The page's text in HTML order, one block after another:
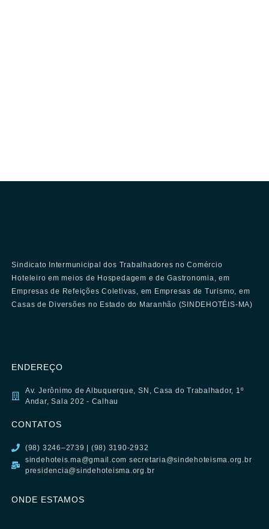
Sindicato Intermunicipal dos Trabalhadores no Comércio
Hoteleiro em meios de Hospedagem e de Gastronomia, em
Empresas de Refeições Coletivas, em Empresas de Turismo, em
Casas de Diversões no Estado do Maranhão (SINDEHOTÉIS-MA)
ENDEREÇO
Av. Jerônimo de Albuquerque, SN, Casa do Trabalhador, 1º
Andar, Sala 202 - Calhau
CONTATOS
(98) 3246–2739 | (98) 3190-2932
sindehoteis.ma@gmail.com secretaria@sindehoteisma.org.br
presidencia@sindehoteisma.org.br
ONDE ESTAMOS